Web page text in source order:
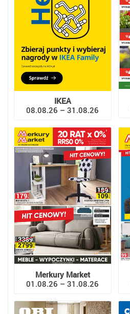
IKEA
08.08.26 – 31.08.26
Merkury Market
01.08.26 – 31.08.26